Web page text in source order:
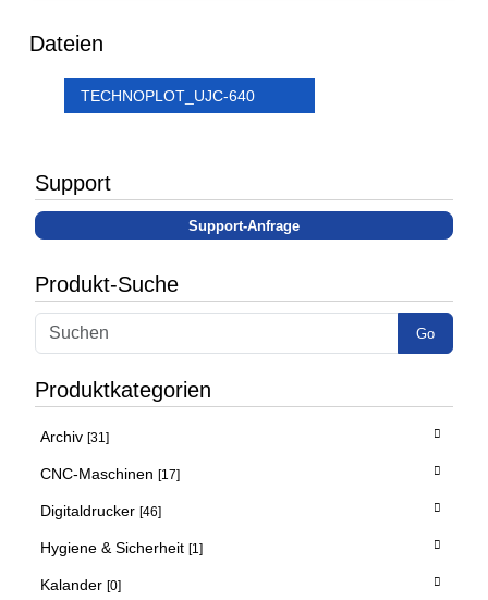
Dateien
TECHNOPLOT_UJC-640
Support
Support-Anfrage
Produkt-Suche
Go
Produktkategorien
Archiv [31]
CNC-Maschinen [17]
Digitaldrucker [46]
Hygiene & Sicherheit [1]
Kalander [0]